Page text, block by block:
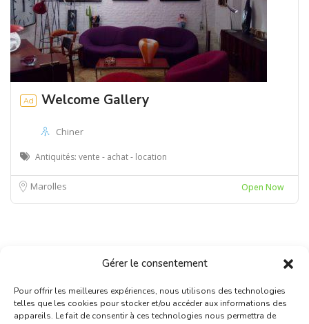
Gérer le consentement
Pour offrir les meilleures expériences, nous utilisons des technologies
telles que les cookies pour stocker et/ou accéder aux informations des
appareils. Le fait de consentir à ces technologies nous permettra de
Ad Welcome Gallery
Chiner
Antiquités: vente - achat - location
Marolles Open Now